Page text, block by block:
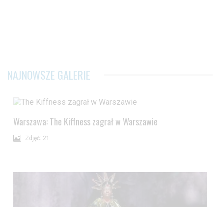
NAJNOWSZE GALERIE
Warszawa: The Kiffness zagrał w Warszawie
Zdjęć: 21